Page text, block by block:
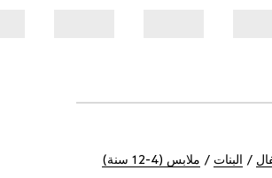
البنات ملابس (4-12 سنة)